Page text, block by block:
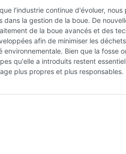
l'industrie continue d'évoluer, nous
dans la gestion de la boue. De
de la boue avancés et des
afin de minimiser les
environnementale. Bien que la fosse
qu'elle a introduits restent
plus propres et plus responsables.